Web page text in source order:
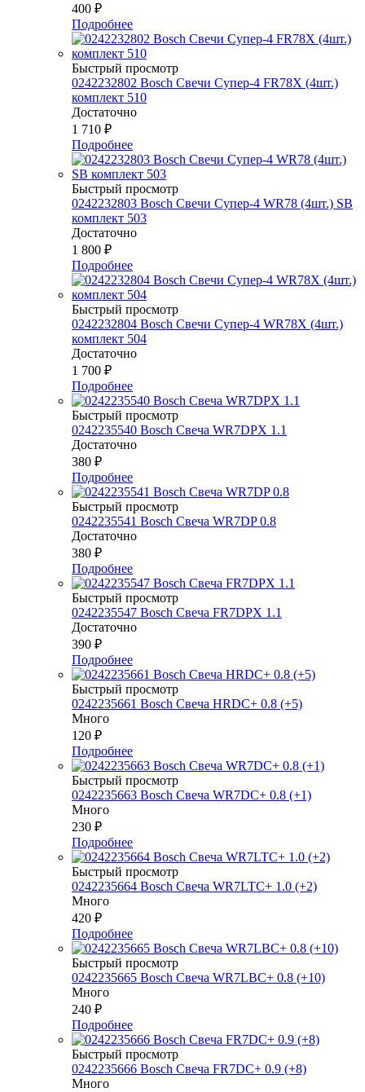
400 ₽
Подробнее
Быстрый просмотр
0242232802 Bosch Свечи Супер-4 FR78Х (4шт.)
комплект 510
Достаточно
1 710 ₽
Подробнее
Быстрый просмотр
0242232803 Bosch Свечи Супер-4 WR78 (4шт.) SB
комплект 503
Достаточно
1 800 ₽
Подробнее
Быстрый просмотр
0242232804 Bosch Свечи Супер-4 WR78Х (4шт.)
комплект 504
Достаточно
1 700 ₽
Подробнее
Быстрый просмотр
0242235540 Bosch Свеча WR7DPX 1.1
Достаточно
380 ₽
Подробнее
Быстрый просмотр
0242235541 Bosch Свеча WR7DP 0.8
Достаточно
380 ₽
Подробнее
Быстрый просмотр
0242235547 Bosch Свеча FR7DPX 1.1
Достаточно
390 ₽
Подробнее
Быстрый просмотр
0242235661 Bosch Свеча HRDC+ 0.8 (+5)
Много
120 ₽
Подробнее
Быстрый просмотр
0242235663 Bosch Свеча WR7DC+ 0.8 (+1)
Много
230 ₽
Подробнее
Быстрый просмотр
0242235664 Bosch Свеча WR7LTC+ 1.0 (+2)
Много
420 ₽
Подробнее
Быстрый просмотр
0242235665 Bosch Свеча WR7LBC+ 0.8 (+10)
Много
240 ₽
Подробнее
Быстрый просмотр
0242235666 Bosch Свеча FR7DC+ 0.9 (+8)
Много